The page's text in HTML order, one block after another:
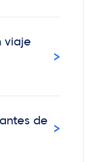
viaje
›
de ›